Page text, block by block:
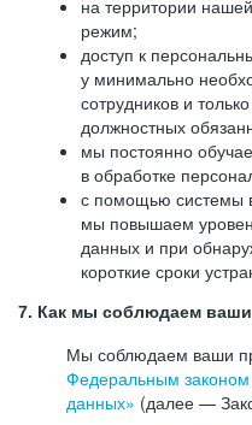
на территории
режим;
доступ к
у минимально
сотрудников и
должностных
мы постоянно
в обработке
с помощью системы
мы повышаем
данных и при
короткие сроки
7. Как мы соблюдаем
Мы соблюдаем ваши
Федеральным
данных» (далее —